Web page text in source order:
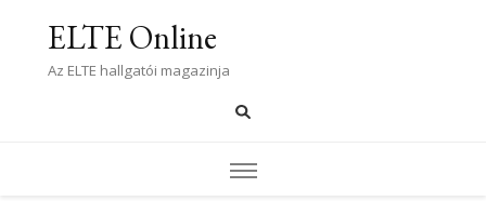
ELTE Online
Az ELTE hallgatói magazinja